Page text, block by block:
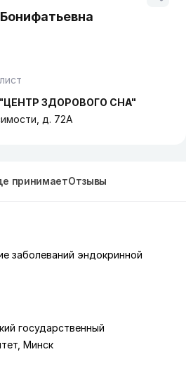
ЗДОРОВОГО СНА"
д. 72А
принимаетОтзывы
заболеваний эндокринной
государственный
Минск